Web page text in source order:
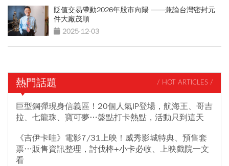
貶值交易帶動2026年股市向陽 ——兼論台灣密封元
件大廠茂順
2025-12-03
熱門話題 / HOT ARTICLES /
巨型鋼彈現身信義區！20個人氣IP登場，航海王、哥吉
拉、七龍珠、寶可夢…盤點打卡熱點，活動只到這天
《吉伊卡哇》電影7/31上映！威秀影城特典、預售套
票…販售資訊整理，討伐棒+小卡必收、上映戲院一文
看